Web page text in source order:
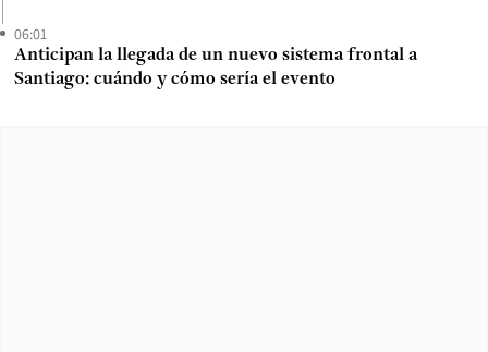
06:01
Anticipan la llegada de un nuevo sistema frontal a
Santiago: cuándo y cómo sería el evento